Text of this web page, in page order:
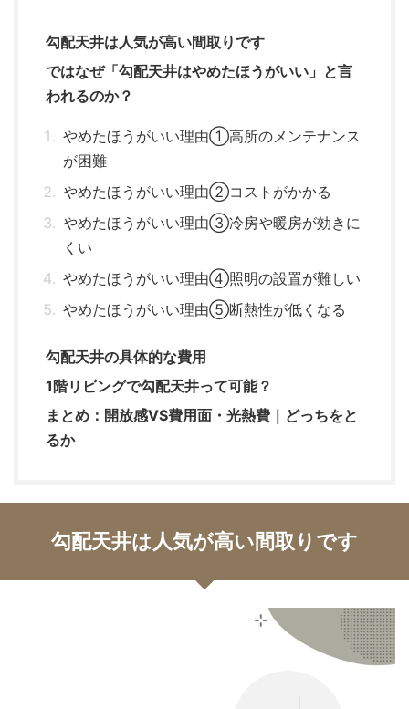
勾配天井は人気が高い間取りです
ではなぜ「勾配天井はやめたほうがいい」と言
われるのか？
やめたほうがいい理由①高所のメンテナンス
が困難
やめたほうがいい理由②コストがかかる
やめたほうがいい理由③冷房や暖房が効きに
くい
やめたほうがいい理由④照明の設置が難しい
やめたほうがいい理由⑤断熱性が低くなる
勾配天井の具体的な費用
1階リビングで勾配天井って可能？
まとめ：開放感VS費用面・光熱費｜どっちをと
るか
勾配天井は人気が高い間取りです